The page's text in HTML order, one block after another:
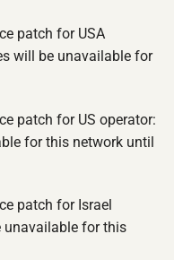
patch for USA
will be unavailable for
patch for US operator:
for this network until
patch for Israel
unavailable for this